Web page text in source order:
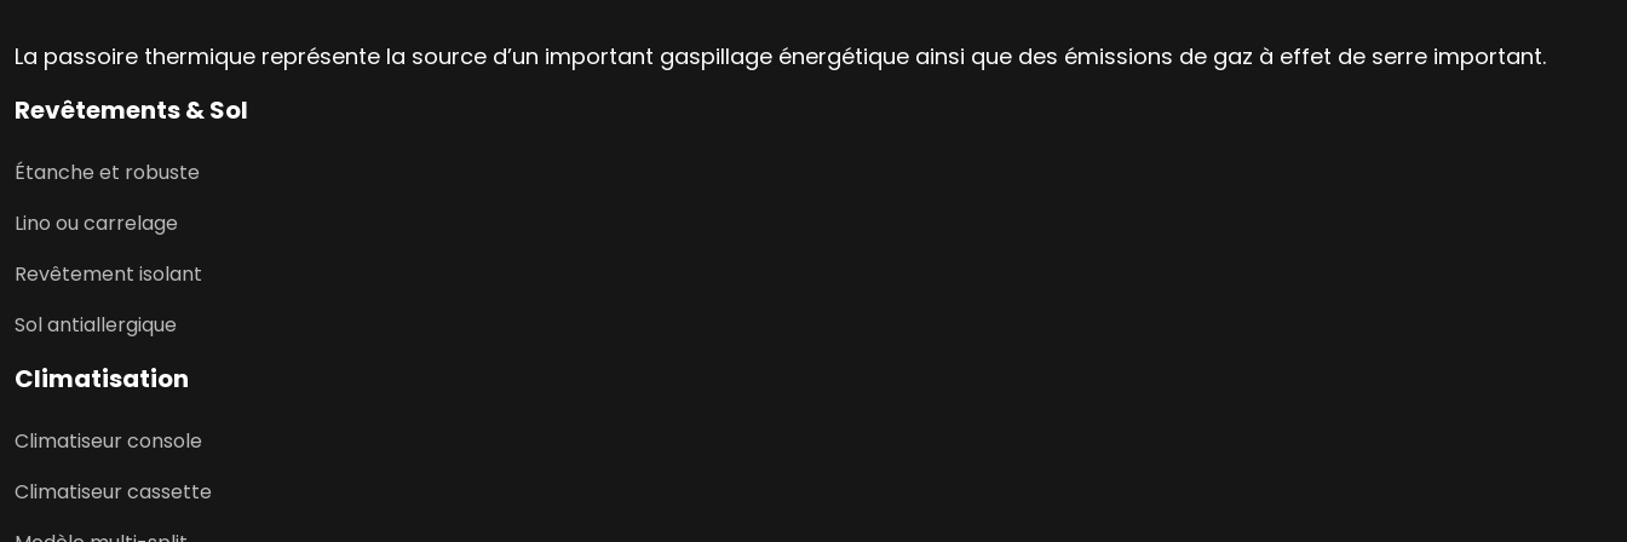
La passoire thermique représente la source d’un important gaspillage énergétique ainsi que des émissions de gaz à effet de serre important.
Revêtements & Sol
Étanche et robuste
Lino ou carrelage
Revêtement isolant
Sol antiallergique
Climatisation
Climatiseur console
Climatiseur cassette